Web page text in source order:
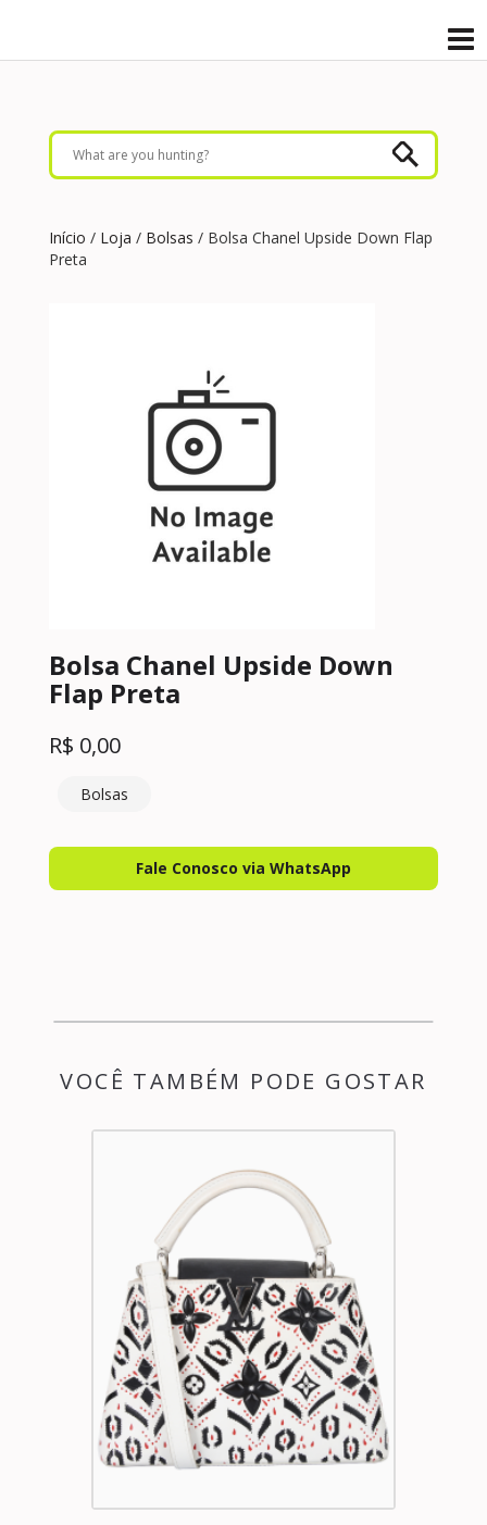
Início / Loja / Bolsas / Bolsa Chanel Upside Down Flap
Preta
Bolsa Chanel Upside Down
Flap Preta
R$ 0,00
Bolsas
Fale Conosco via WhatsApp
VOCÊ TAMBÉM PODE GOSTAR